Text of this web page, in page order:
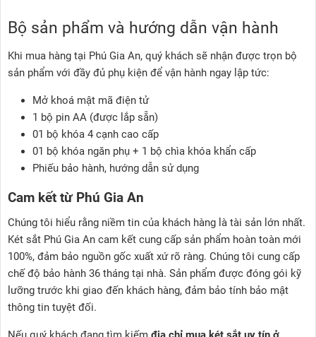
Bộ sản phẩm và hướng dẫn vận hành
Khi mua hàng tại Phú Gia An, quý khách sẽ nhận được trọn bộ
sản phẩm với đầy đủ phụ kiện để vận hành ngay lập tức:
Mở khoá mật mã điện tử
1 bộ pin AA (được lắp sẵn)
01 bộ khóa 4 cạnh cao cấp
01 bộ khóa ngăn phụ + 1 bộ chìa khóa khẩn cấp
Phiếu bảo hành, hướng dẫn sử dụng
Cam kết từ Phú Gia An
Chúng tôi hiểu rằng niềm tin của khách hàng là tài sản lớn nhất.
Két sắt Phú Gia An cam kết cung cấp sản phẩm hoàn toàn mới
100%, đảm bảo nguồn gốc xuất xứ rõ ràng. Chúng tôi cung cấp
chế độ bảo hành 36 tháng tại nhà. Sản phẩm được đóng gói kỹ
lưỡng trước khi giao đến khách hàng, đảm bảo tính bảo mật
thông tin tuyệt đối.